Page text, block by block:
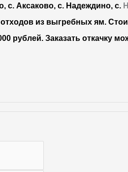
с. Аксаково, с. Надеждино, с.
из выгребных ям.
рублей.Заказать откачку